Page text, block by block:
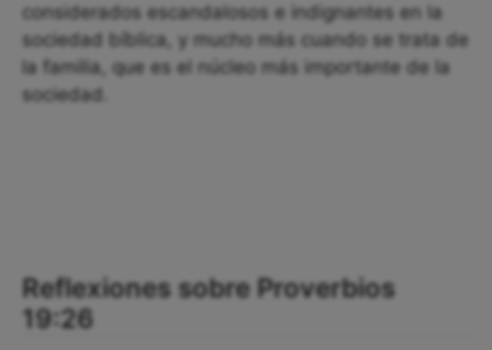
considerados escandalosos e indignantes en la
sociedad bíblica, y mucho más cuando se trata de
la familia, que es el núcleo más importante de la
sociedad.
Reflexiones sobre Proverbios
19:26